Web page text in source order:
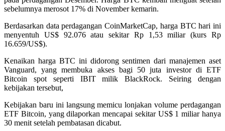
sebelumnya merosot 17% di November kemarin.
Berdasarkan data perdagangan CoinMarketCap, harga BTC hari ini
menyentuh US$ 92.076 atau sekitar Rp 1,53 miliar (kurs Rp
16.659/US$).
Kenaikan harga BTC ini didorong sentimen dari manajemen aset
Vanguard, yang membuka akses bagi 50 juta investor di ETF
Bitcoin spot seperti IBIT milik BlackRock. Seiring dengan
kebijakan tersebut,
Kebijakan baru ini langsung memicu lonjakan volume perdagangan
ETF Bitcoin, yang dilaporkan mencapai sekitar US$ 1 miliar hanya
30 menit setelah pembatasan dicabut.